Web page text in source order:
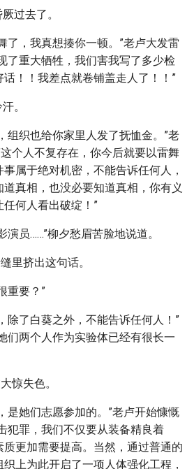
过去了。
了，我真想揍你一顿。”老卢大发雷
了重大牺牲，我们害我写了多少检
！！我差点就卷铺盖走人了！！”
。
组织也给你家里人发了抚恤金。”老
这个人不复存在，你今后就要以雷舞
属于绝对机密，不能告诉任何人，
真相，也没必要知道真相，你有义
何人看出破绽！”
演员……”柳夕愁眉苦脸地说道。
里挤出这句话。
重要？”
除了白葵之外，不能告诉任何人！”
们两个人作为实验体已经有很长一
惊失色。
是她们志愿参加的。”老卢开始慷慨
犯罪，我们不仅要从装备精良着
更加需要提高。当然，通过普通的
上为此开启了一项人体强化工程，